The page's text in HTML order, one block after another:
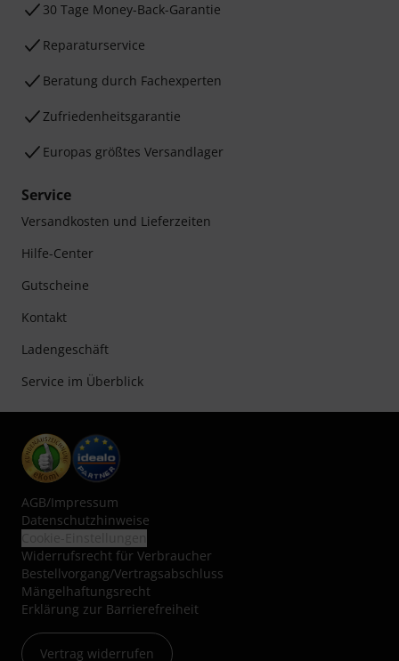
30 Tage Money-Back-Garantie
Reparaturservice
Beratung durch Fachexperten
Zufriedenheitsgarantie
Europas größtes Versandlager
Service
Versandkosten und Lieferzeiten
Hilfe-Center
Gutscheine
Kontakt
Ladengeschäft
Service im Überblick
AGB/Impressum
Datenschutzhinweise
Widerrufsrecht für Verbraucher
Bestellvorgang/Vertragsabschluss
Mängelhaftungsrecht
Erklärung zur Barrierefreiheit
Vertrag widerrufen